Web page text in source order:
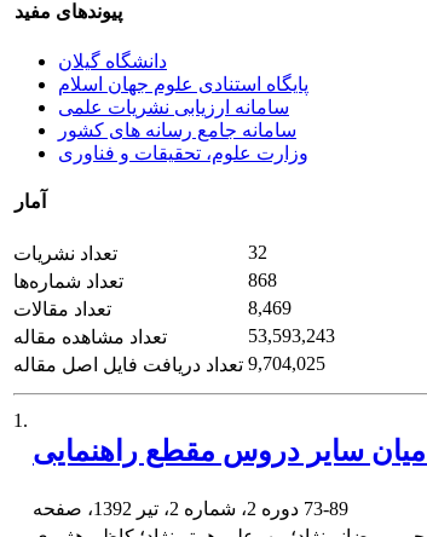
پیوندهای مفید
دانشگاه گیلان
پایگاه استنادی علوم جهان اسلام
سامانه ارزیابی نشریات علمی
سامانه جامع رسانه های کشور
وزارت علوم، تحقیقات و فناوری
آمار
تعداد نشریات
32
تعداد شماره‌ها
868
تعداد مقالات
8,469
تعداد مشاهده مقاله
53,593,243
تعداد دریافت فایل اصل مقاله 9,704,025
1.
سایر دروس مقطع راهنمایی
73-89